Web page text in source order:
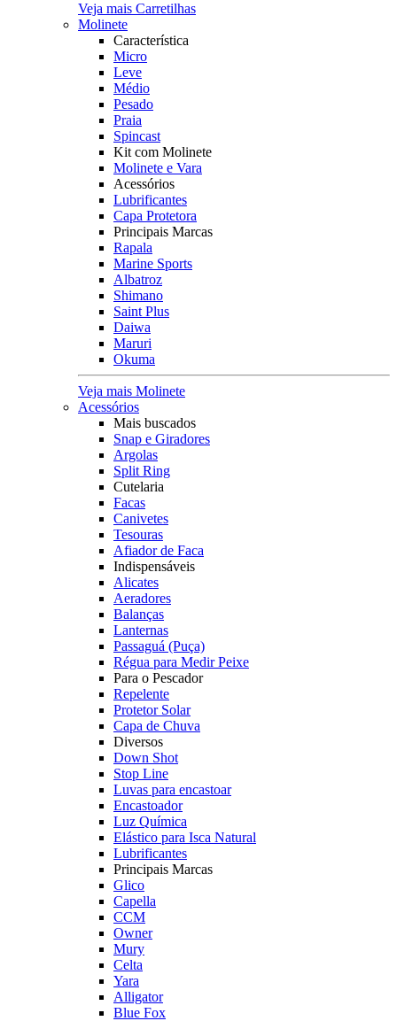
Veja mais Carretilhas
Molinete
Característica
Micro
Leve
Médio
Pesado
Praia
Spincast
Kit com Molinete
Molinete e Vara
Acessórios
Lubrificantes
Capa Protetora
Principais Marcas
Rapala
Marine Sports
Albatroz
Shimano
Saint Plus
Daiwa
Maruri
Okuma
Veja mais Molinete
Acessórios
Mais buscados
Snap e Giradores
Argolas
Split Ring
Cutelaria
Facas
Canivetes
Tesouras
Afiador de Faca
Indispensáveis
Alicates
Aeradores
Balanças
Lanternas
Passaguá (Puça)
Régua para Medir Peixe
Para o Pescador
Repelente
Protetor Solar
Capa de Chuva
Diversos
Down Shot
Stop Line
Luvas para encastoar
Encastoador
Luz Química
Elástico para Isca Natural
Lubrificantes
Principais Marcas
Glico
Capella
CCM
Owner
Mury
Celta
Yara
Alligator
Blue Fox